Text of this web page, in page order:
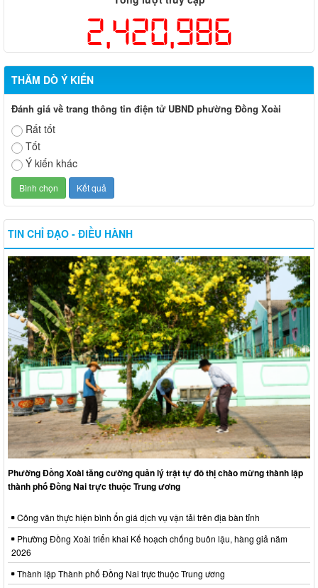
2,420,986
THĂM DÒ Ý KIẾN
Đánh giá về trang thông tin điện tử UBND phường Đồng Xoài
Rất tốt
Tốt
Ý kiến khác
TIN CHỈ ĐẠO - ĐIỀU HÀNH
Phường Đồng Xoài tăng cường quản lý trật tự đô thị chào mừng thành lập
thành phố Đồng Nai trực thuộc Trung ương
Công văn thực hiện bình ổn giá dịch vụ vận tải trên địa bàn tỉnh
Phường Đồng Xoài triển khai Kế hoạch chống buôn lậu, hàng giả năm
2026
Thành lập Thành phố Đồng Nai trực thuộc Trung ương